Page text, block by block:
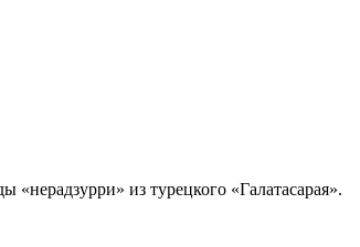
из турецкого «Галатасарая».